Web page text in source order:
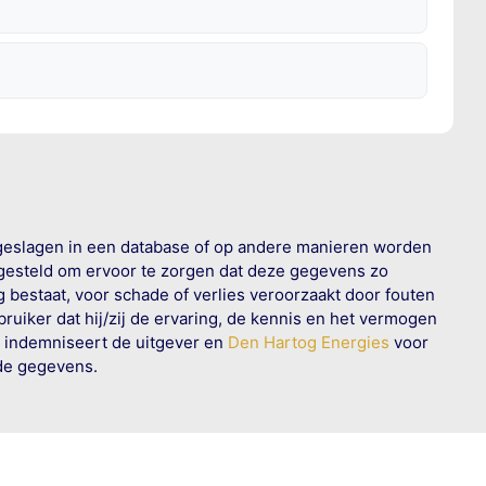
in een database of op andere manieren worden
om ervoor te zorgen dat deze gegevens zo
voor schade of verlies veroorzaakt door fouten
dat hij/zij de ervaring, de kennis en het vermogen
de uitgever en Den Hartog Energies voor
gegevens.